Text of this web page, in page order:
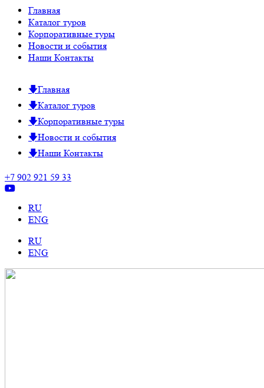
Главная
Каталог туров
Корпоративные туры
Новости и события
Наши Контакты
Главная
Каталог туров
Корпоративные туры
Новости и события
Наши Контакты
+7 902 921 59 33
RU
ENG
RU
ENG